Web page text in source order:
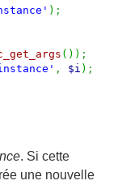
) ;
( ) ) ;
, $i ) ;
. Si cette
une nouvelle